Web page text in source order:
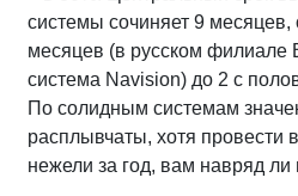
системы сочиняет 9
месяцев (в русском филиале
система Navision) до 2 с
По солидным системам
расплывчаты, хотя провести
нежели за год, вам навряд ли